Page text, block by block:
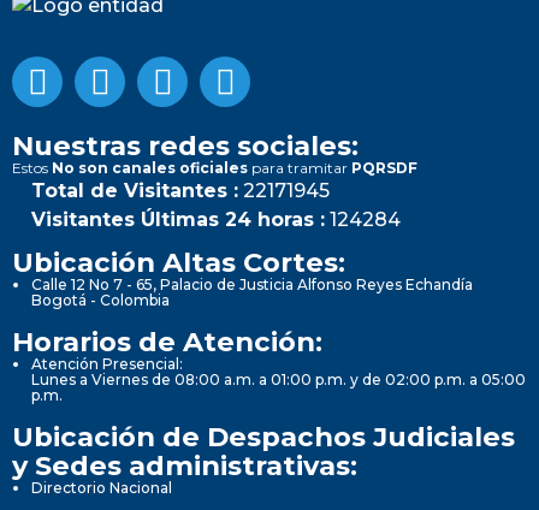
Nuestras redes sociales:
Estos No son canales oficiales para tramitar PQRSDF
Total de Visitantes : 22171945
Visitantes Últimas 24 horas : 124284
Ubicación Altas Cortes:
Calle 12 No 7 - 65, Palacio de Justicia Alfonso Reyes Echandía
Bogotá - Colombia
Horarios de Atención:
Atención Presencial:
Lunes a Viernes de 08:00 a.m. a 01:00 p.m. y de 02:00 p.m. a 05:00
p.m.
Ubicación de Despachos Judiciales
y Sedes administrativas:
Directorio Nacional